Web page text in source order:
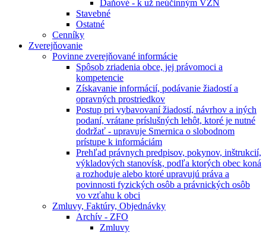
Daňové - k už neúčinným VZN
Stavebné
Ostatné
Cenníky
Zverejňovanie
Povinne zverejňované informácie
Spôsob zriadenia obce, jej právomoci a
kompetencie
Získavanie informácií, podávanie žiadostí a
opravných prostriedkov
Postup pri vybavovaní žiadostí, návrhov a iných
podaní, vrátane príslušných lehôt, ktoré je nutné
dodržať - upravuje Smernica o slobodnom
prístupe k informáciám
Prehľad právnych predpisov, pokynov, inštrukcií,
výkladových stanovísk, podľa ktorých obec koná
a rozhoduje alebo ktoré upravujú práva a
povinnosti fyzických osôb a právnických osôb
vo vzťahu k obci
Zmluvy, Faktúry, Objednávky
Archív - ZFO
Zmluvy